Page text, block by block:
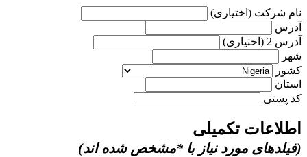
نام شرکت (اختیاری)
آدرس
آدرس 2 (اختیاری)
شهر
کشور
استان
کد پستی
اطلاعات تکمیلی
(فیلدهای مورد نیاز با *مشخص شده اند)